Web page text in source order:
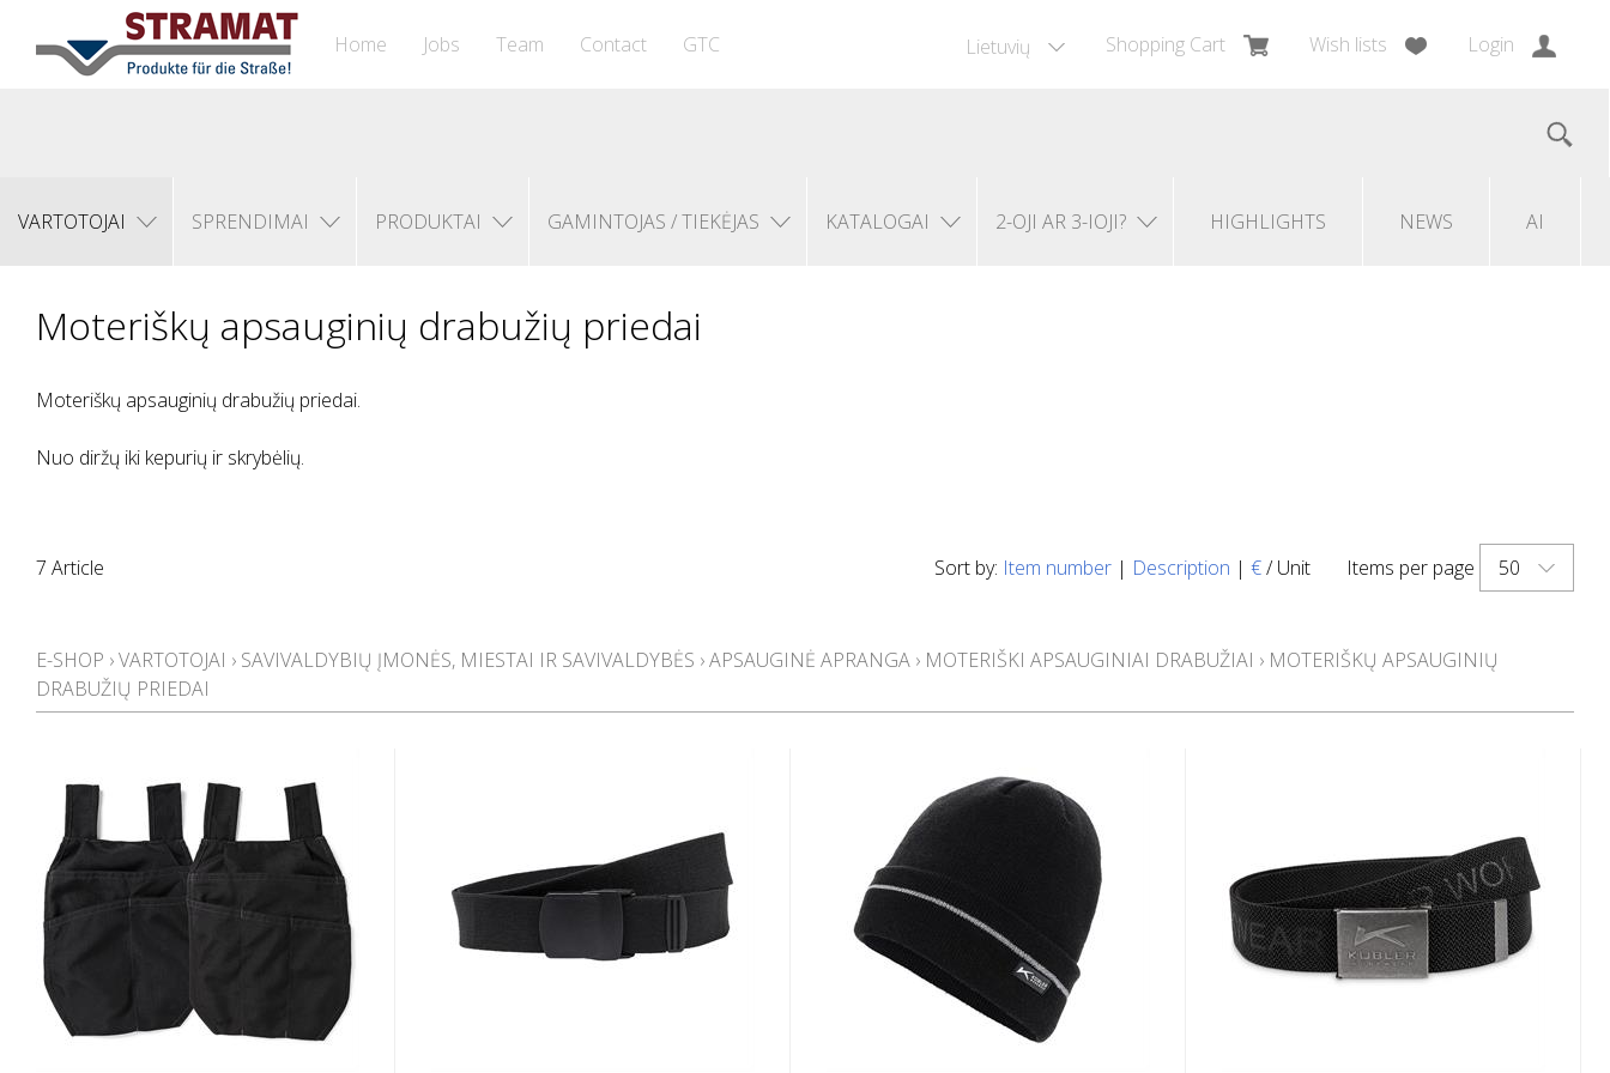
Lietuvių Shopping Cart Wish lists Login
Home Jobs Team Contact GTC
VARTOTOJAI SPRENDIMAI PRODUKTAI GAMINTOJAS / TIEKĖJAS KATALOGAI 2-OJI AR 3-IOJI? HIGHLIGHTS NEWS AI
Moteriškų apsauginių drabužių priedai
Moteriškų apsauginių drabužių priedai.
Nuo diržų iki kepurių ir skrybėlių.
Items per page 50
Sort by: Item number | Description | €/ Unit
7 Article
E-SHOP ›VARTOTOJAI › SAVIVALDYBIŲ ĮMONĖS, MIESTAI IR SAVIVALDYBĖS ›APSAUGINĖ APRANGA › MOTERIŠKI APSAUGINIAI DRABUŽIAI › MOTERIŠKŲ APSAUGINIŲ
DRABUŽIŲ PRIEDAI